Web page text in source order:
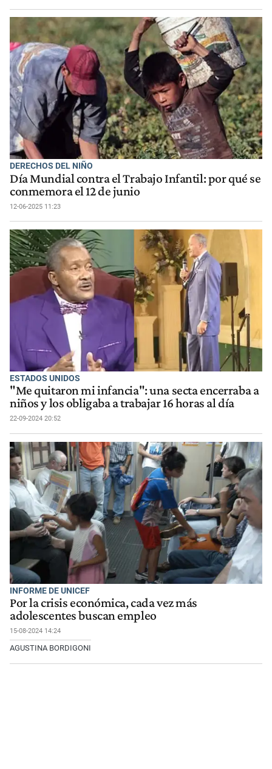
DERECHOS DEL NIÑO
Día Mundial contra el Trabajo Infantil: por qué se
conmemora el 12 de junio
12-06-2025 11:23
ESTADOS UNIDOS
"Me quitaron mi infancia": una secta encerraba a
niños y los obligaba a trabajar 16 horas al día
22-09-2024 20:52
INFORME DE UNICEF
Por la crisis económica, cada vez más
adolescentes buscan empleo
15-08-2024 14:24
AGUSTINA BORDIGONI